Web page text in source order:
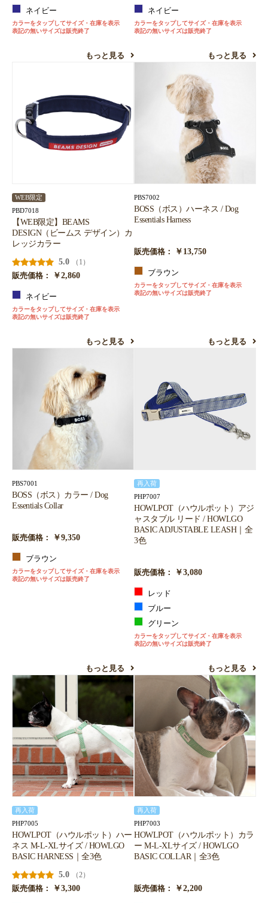
ネイビー
カラーをタップしてサイズ・在庫を表示
表記の無いサイズは販売終了
もっと見る
ネイビー
カラーをタップしてサイズ・在庫を表示
表記の無いサイズは販売終了
もっと見る
WEB限定
PBD7018
【WEB限定】BEAMS
DESIGN（ビームス デザイン）カ
レッジカラー
5.0
（1）
販売価格：
￥2,860
ネイビー
カラーをタップしてサイズ・在庫を表示
表記の無いサイズは販売終了
もっと見る
PBS7002
BOSS（ボス）ハーネス / Dog
Essentials Harness
販売価格： ￥13,750
ブラウン
カラーをタップしてサイズ・在庫を表示
表記の無いサイズは販売終了
もっと見る
PBS7001
BOSS（ボス）カラー / Dog
Essentials Collar
販売価格： ￥9,350
ブラウン
カラーをタップしてサイズ・在庫を表示
表記の無いサイズは販売終了
もっと見る
再入荷
PHP7007
HOWLPOT（ハウルポット）アジ
ャスタブル リード / HOWLGO
BASIC ADJUSTABLE LEASH｜全
3色
販売価格： ￥3,080
レッド
ブルー
グリーン
カラーをタップしてサイズ・在庫を表示
表記の無いサイズは販売終了
もっと見る
再入荷
PHP7005
HOWLPOT（ハウルポット）ハー
ネス M-L-XLサイズ / HOWLGO
BASIC HARNESS｜全3色
5.0
（2）
販売価格：
￥3,300
再入荷
PHP7003
HOWLPOT（ハウルポット）カラ
ー M-L-XLサイズ / HOWLGO
BASIC COLLAR｜全3色
販売価格： ￥2,200
カートへ進む